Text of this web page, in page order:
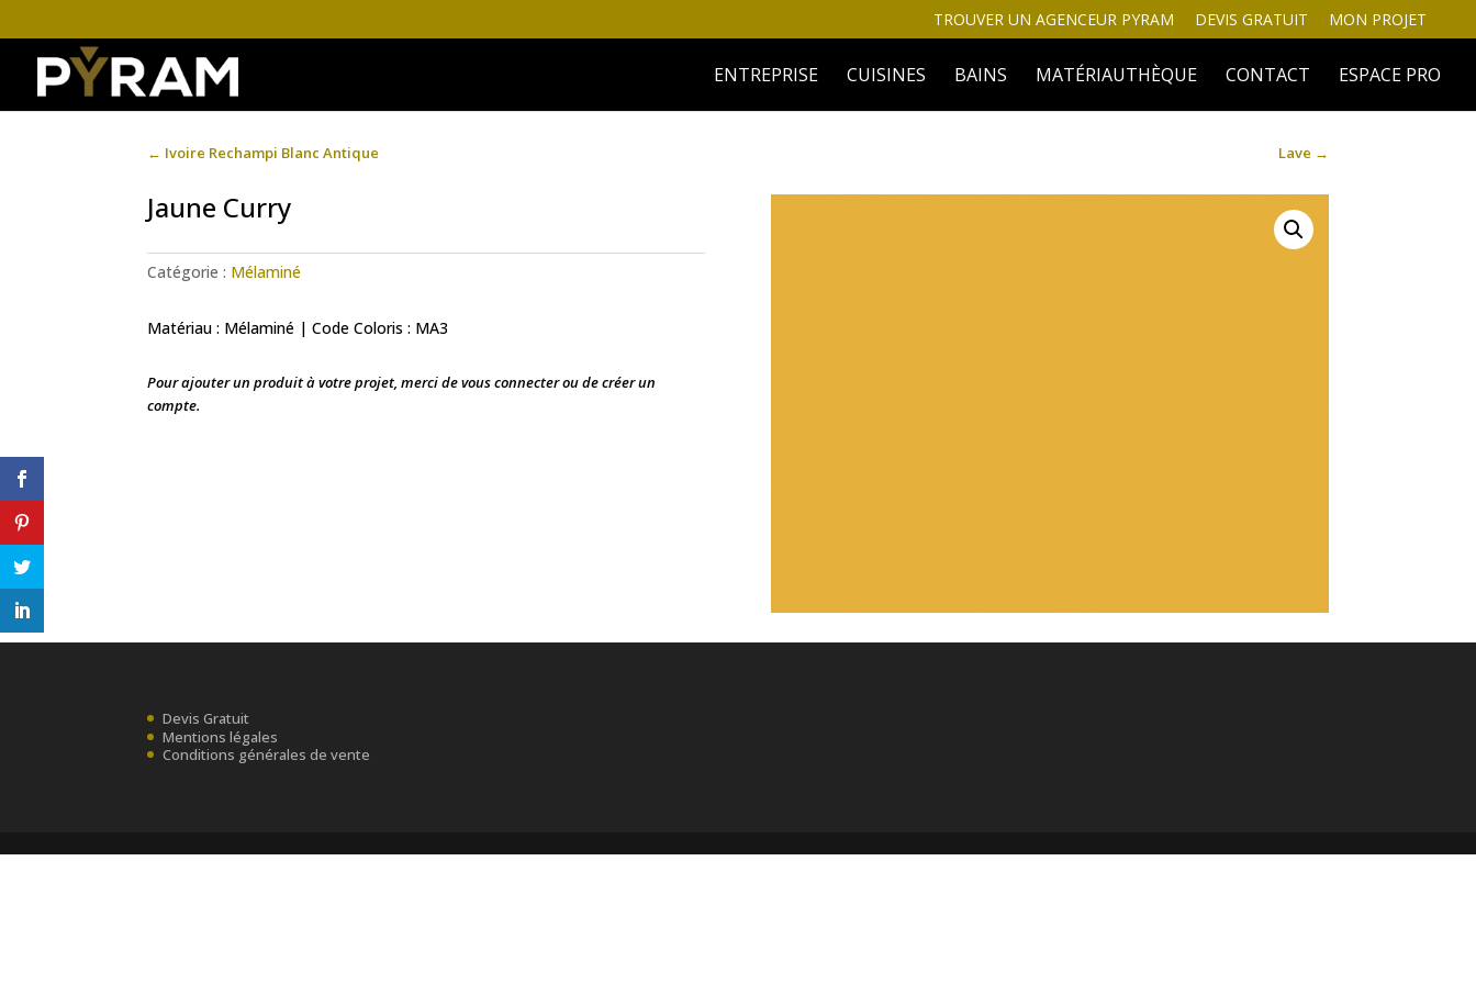
TROUVER UN AGENCEUR PYRAM DEVIS GRATUIT MON PROJET
ENTREPRISE CUISINES BAINS MATÉRIAUTHÈQUE CONTACT ESPACE PRO
← Ivoire Rechampi Blanc Antique Lave →
Jaune Curry
Catégorie : Mélaminé
Matériau : Mélaminé | Code Coloris : MA3
Pour ajouter un produit à votre projet, merci de vous connecter ou de créer un
compte.
Devis Gratuit
Mentions légales
Conditions générales de vente